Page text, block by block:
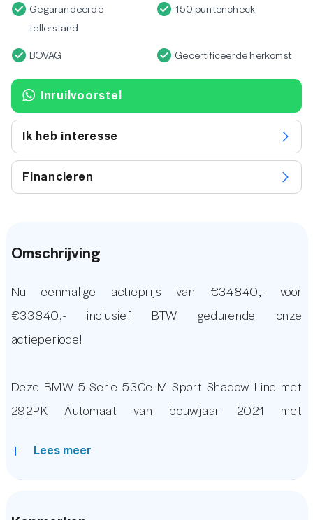
Gegarandeerde
tellerstand
150 puntencheck
BOVAG Gecertificeerde herkomst
Inruilvoorstel
Ik heb interesse
Financieren
Omschrijving
Nu eenmalige actieprijs van €34840,- voor
€33840,- inclusief BTW gedurende onze
actieperiode!
Deze BMW 5-Serie 530e M Sport Shadow Line met
292PK Automaat van bouwjaar 2021 met
voorzien van vele luxe opties waaronder:
Harman/Kardon Premium Audio, BMW Laser LED,
Lees meer